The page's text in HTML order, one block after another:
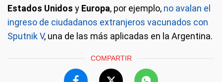
Estados Unidos y Europa, por ejemplo, no avalan el
ingreso de ciudadanos extranjeros vacunados con
Sputnik V, una de las más aplicadas en la Argentina.
COMPARTIR